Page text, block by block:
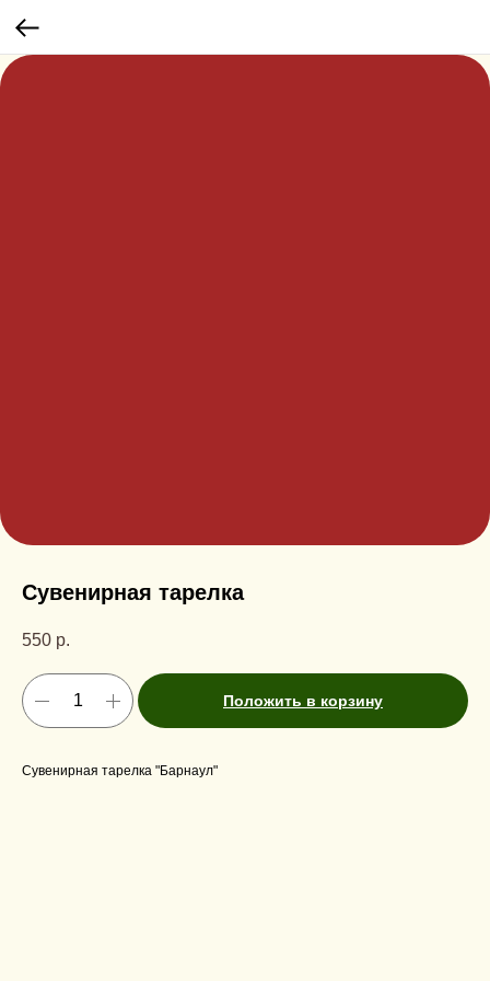
Сувенирная тарелка
550 р.
Положить в корзину
Сувенирная тарелка "Барнаул"